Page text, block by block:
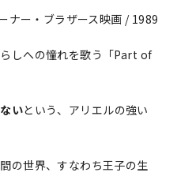
ナー・ブラザース映画 / 1989
しへの憧れを歌う「Part of
いという、アリエルの強い
の世界、すなわち王子の生